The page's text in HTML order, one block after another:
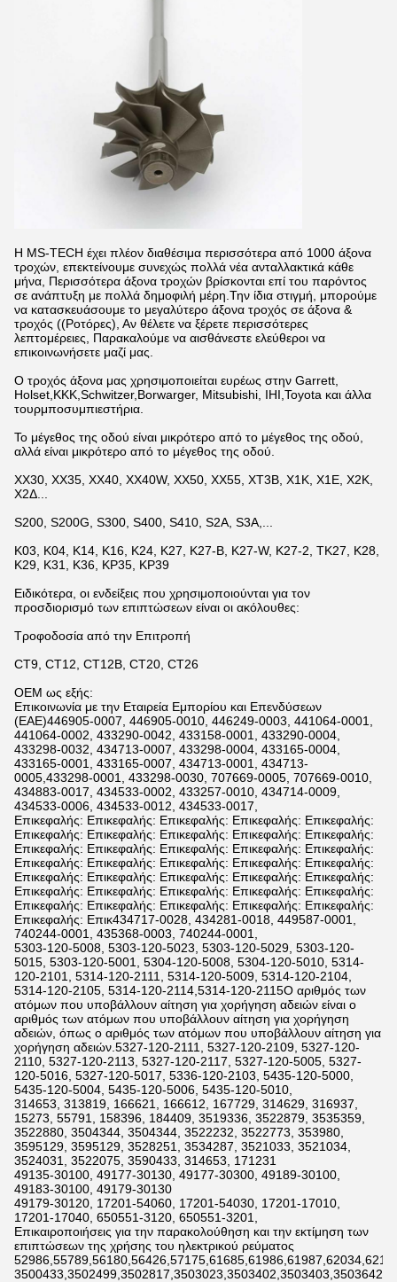
Η MS-TECH έχει πλέον διαθέσιμα περισσότερα από 1000 άξονα
τροχών, επεκτείνουμε συνεχώς πολλά νέα ανταλλακτικά κάθε
μήνα, Περισσότερα άξονα τροχών βρίσκονται επί του παρόντος
σε ανάπτυξη με πολλά δημοφιλή μέρη.Την ίδια στιγμή, μπορούμε
να κατασκευάσουμε το μεγαλύτερο άξονα τροχός σε άξονα &
τροχός ((Ροτόρες), Αν θέλετε να ξέρετε περισσότερες
λεπτομέρειες, Παρακαλούμε να αισθάνεστε ελεύθεροι να
επικοινωνήσετε μαζί μας.
Ο τροχός άξονα μας χρησιμοποιείται ευρέως στην Garrett,
Holset,KKK,Schwitzer,Borwarger, Mitsubishi, IHI,Toyota και άλλα
τουρμποσυμπιεστήρια.
Το μέγεθος της οδού είναι μικρότερο από το μέγεθος της οδού,
αλλά είναι μικρότερο από το μέγεθος της οδού.
ΧΧ30, ΧΧ35, ΧΧ40, ΧΧ40W, ΧΧ50, ΧΧ55, ΧΤ3Β, Χ1Κ, Χ1Ε, Χ2Κ,
Χ2Δ...
S200, S200G, S300, S400, S410, S2A, S3A,...
K03, K04, K14, K16, K24, K27, K27-B, K27-W, K27-2, TK27, K28,
K29, K31, K36, KP35, KP39
Ειδικότερα, οι ενδείξεις που χρησιμοποιούνται για τον
προσδιορισμό των επιπτώσεων είναι οι ακόλουθες:
Τροφοδοσία από την Επιτροπή
CT9, CT12, CT12B, CT20, CT26
OEM ως εξής:
Επικοινωνία με την Εταιρεία Εμπορίου και Επενδύσεων
(ΕΑΕ)446905-0007, 446905-0010, 446249-0003, 441064-0001,
441064-0002, 433290-0042, 433158-0001, 433290-0004,
433298-0032, 434713-0007, 433298-0004, 433165-0004,
433165-0001, 433165-0007, 434713-0001, 434713-
0005,433298-0001, 433298-0030, 707669-0005, 707669-0010,
434883-0017, 434533-0002, 433257-0010, 434714-0009,
434533-0006, 434533-0012, 434533-0017,
Επικεφαλής: Επικεφαλής: Επικεφαλής: Επικεφαλής: Επικεφαλής:
Επικεφαλής: Επικεφαλής: Επικεφαλής: Επικεφαλής: Επικεφαλής:
Επικεφαλής: Επικεφαλής: Επικεφαλής: Επικεφαλής: Επικεφαλής:
Επικεφαλής: Επικεφαλής: Επικεφαλής: Επικεφαλής: Επικεφαλής:
Επικεφαλής: Επικεφαλής: Επικεφαλής: Επικεφαλής: Επικεφαλής:
Επικεφαλής: Επικεφαλής: Επικεφαλής: Επικεφαλής: Επικεφαλής:
Επικεφαλής: Επικεφαλής: Επικεφαλής: Επικεφαλής: Επικεφαλής:
Επικεφαλής: Επικ434717-0028, 434281-0018, 449587-0001,
740244-0001, 435368-0003, 740244-0001,
5303-120-5008, 5303-120-5023, 5303-120-5029, 5303-120-
5015, 5303-120-5001, 5304-120-5008, 5304-120-5010, 5314-
120-2101, 5314-120-2111, 5314-120-5009, 5314-120-2104,
5314-120-2105, 5314-120-2114,5314-120-2115Ο αριθμός των
ατόμων που υποβάλλουν αίτηση για χορήγηση αδειών είναι ο
αριθμός των ατόμων που υποβάλλουν αίτηση για χορήγηση
αδειών, όπως ο αριθμός των ατόμων που υποβάλλουν αίτηση για
χορήγηση αδειών.5327-120-2111, 5327-120-2109, 5327-120-
2110, 5327-120-2113, 5327-120-2117, 5327-120-5005, 5327-
120-5016, 5327-120-5017, 5336-120-2103, 5435-120-5000,
5435-120-5004, 5435-120-5006, 5435-120-5010,
314653, 313819, 166621, 166612, 167729, 314629, 316937,
15273, 55791, 158396, 184409, 3519336, 3522879, 3535359,
3522880, 3504344, 3504344, 3522232, 3522773, 353980,
3595129, 3595129, 3528251, 3534287, 3521033, 3521034,
3524031, 3522075, 3590433, 314653, 171231
49135-30100, 49177-30130, 49177-30300, 49189-30100,
49183-30100, 49179-30130
49179-30120, 17201-54060, 17201-54030, 17201-17010,
17201-17040, 650551-3120, 650551-3201,
Επικαιροποιήσεις για την παρακολούθηση και την εκτίμηση των
επιπτώσεων της χρήσης του ηλεκτρικού ρεύματος